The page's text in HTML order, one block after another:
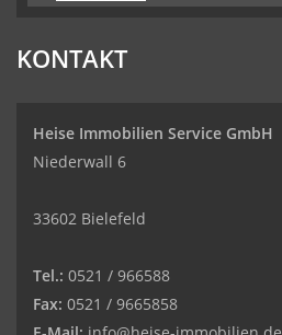
KONTAKT
Heise Immobilien Service GmbH
Niederwall 6
33602 Bielefeld
Tel.: 0521 / 966588
Fax: 0521 / 9665858